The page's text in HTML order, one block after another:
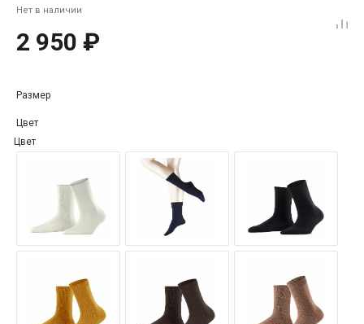
Нет в наличии
2 950 ₽
Размер
Цвет
Цвет